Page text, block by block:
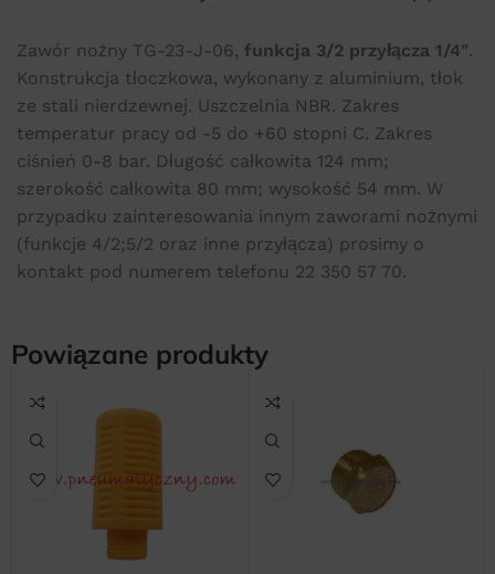
Zawór nożny TG-23-J-06, funkcja 3/2 przyłącza 1/4″.
Konstrukcja tłoczkowa, wykonany z aluminium, tłok
ze stali nierdzewnej. Uszczelnia NBR. Zakres
temperatur pracy od -5 do +60 stopni C. Zakres
ciśnień 0-8 bar. Długość całkowita 124 mm;
szerokość całkowita 80 mm; wysokość 54 mm. W
przypadku zainteresowania innym zaworami nożnymi
(funkcje 4/2;5/2 oraz inne przyłącza) prosimy o
kontakt pod numerem telefonu 22 350 57 70.
Powiązane produkty